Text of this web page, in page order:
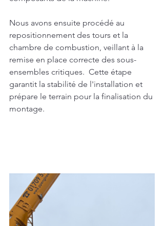
Nous avons ensuite procédé au
repositionnement des tours et la
chambre de combustion, veillant à la
remise en place correcte des sous-
ensembles critiques.  Cette étape
garantit la stabilité de l'installation et
prépare le terrain pour la finalisation du
montage.